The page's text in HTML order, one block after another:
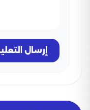
إرسال